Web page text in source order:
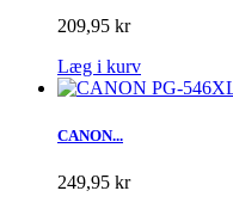
209,95 kr
Læg i kurv
CANON...
249,95 kr